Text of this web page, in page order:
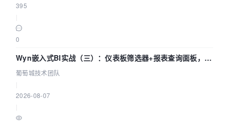
395
0
Wyn嵌入式BI实战（三）：仪表板筛选器+报表查询面板，参
数联动全闭环
葡萄城技术团队
2026-08-07